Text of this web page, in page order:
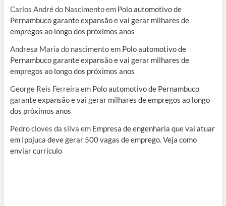
Carlos André do Nascimentoem Polo automotivo de
Pernambuco garante expansão e vai gerar milhares de
empregos ao longo dos próximos anos
Andresa Maria do nascimentoem Polo automotivo de
Pernambuco garante expansão e vai gerar milhares de
empregos ao longo dos próximos anos
George Reis Ferreira em Polo automotivo de Pernambuco
garante expansão e vai gerar milhares de empregos ao longo
dos próximos anos
Pedro cloves da silva em Empresa de engenharia que vai atuar
em Ipojuca deve gerar 500 vagas de emprego. Veja como
enviar currículo